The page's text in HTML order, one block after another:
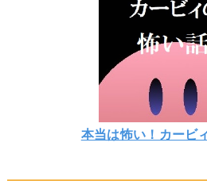
本当は怖い！カービ